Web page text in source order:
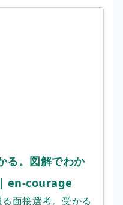
る。図解でわか
| en-courage
面接選考。受かる